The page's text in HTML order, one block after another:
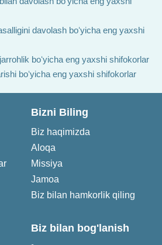
davolash boʻyicha eng yaxshi
boʻyicha eng yaxshi shifokorlar
boʻyicha eng yaxshi shifokorlar
Bizni Biling
Biz haqimizda
Aloqa
Missiya
Jamoa
Biz bilan hamkorlik qiling
Biz bilan bog'lanish